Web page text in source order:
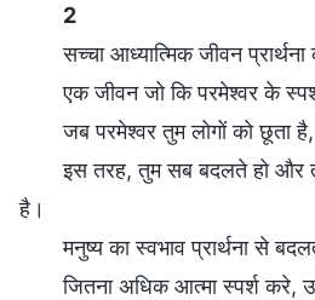
2
सच्चा आध्यात्मिक जीवन
एक जीवन जो कि परमेश्वर के
जब परमेश्वर तुम लोगों को छूता है,
इस तरह, तुम सब बदलते हो और
है।
मनुष्य का स्वभाव प्रार्थना से
जितना अधिक आत्मा स्पर्श करे,